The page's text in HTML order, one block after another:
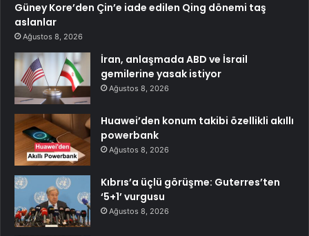
Güney Kore’den Çin’e iade edilen Qing dönemi taş
aslanlar
Ağustos 8, 2026
İran, anlaşmada ABD ve İsrail
gemilerine yasak istiyor
Ağustos 8, 2026
Huawei’den konum takibi özellikli akıllı
powerbank
Ağustos 8, 2026
Kıbrıs’a üçlü görüşme: Guterres’ten
‘5+1’ vurgusu
Ağustos 8, 2026